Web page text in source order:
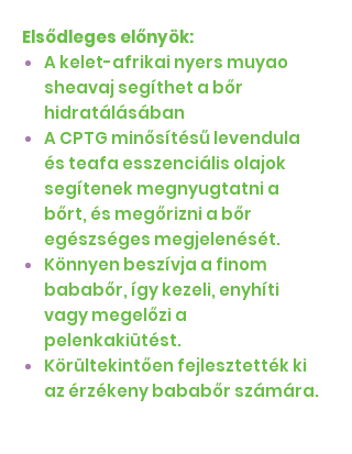
Elsődleges előnyök:
A kelet-afrikai nyers muyao
sheavaj segíthet a bőr
hidratálásában
A CPTG minősítésű levendula
és teafa esszenciális olajok
segítenek megnyugtatni a
bőrt, és megőrizni a bőr
egészséges megjelenését.
Könnyen beszívja a finom
bababőr, így kezeli, enyhíti
vagy megelőzi a
pelenkakiütést.
Körültekintően fejlesztették ki
az érzékeny bababőr számára.